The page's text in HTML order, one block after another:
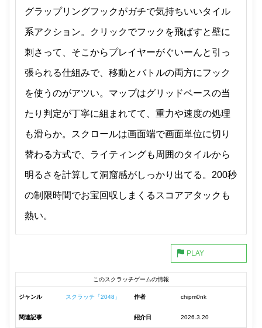
グラップリングフックがガチで気持ちいいタイル
系アクション。クリックでフックを飛ばすと壁に
刺さって、そこからプレイヤーがぐいーんと引っ
張られる仕組みで、移動とバトルの両方にフック
を使うのがアツい。マップはグリッドベースの当
たり判定が丁寧に組まれてて、重力や速度の処理
も滑らか。スクロールは画面端で画面単位に切り
替わる方式で、ライティングも周囲のタイルから
明るさを計算して洞窟感がしっかり出てる。200秒
の制限時間でお宝回収しまくるスコアアタックも
熱い。
このスクラッチゲームの情報
ジャンル スクラッチ「2048」 作者 chipm0nk
関連記事 紹介日 2026.3.20